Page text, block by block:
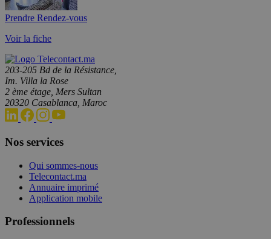
Prendre Rendez-vous
Voir la fiche
203-205 Bd de la Résistance,
Im. Villa la Rose
2 ème étage, Mers Sultan
20320 Casablanca, Maroc
Nos services
Qui sommes-nous
Telecontact.ma
Annuaire imprimé
Application mobile
Professionnels